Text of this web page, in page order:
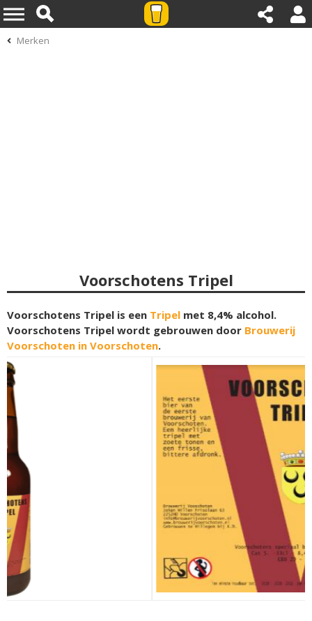
Merken
Voorschotens Tripel
Voorschotens Tripel is een Tripel met 8,4% alcohol.
Voorschotens Tripel wordt gebrouwen door Brouwerij
Voorschoten in Voorschoten.